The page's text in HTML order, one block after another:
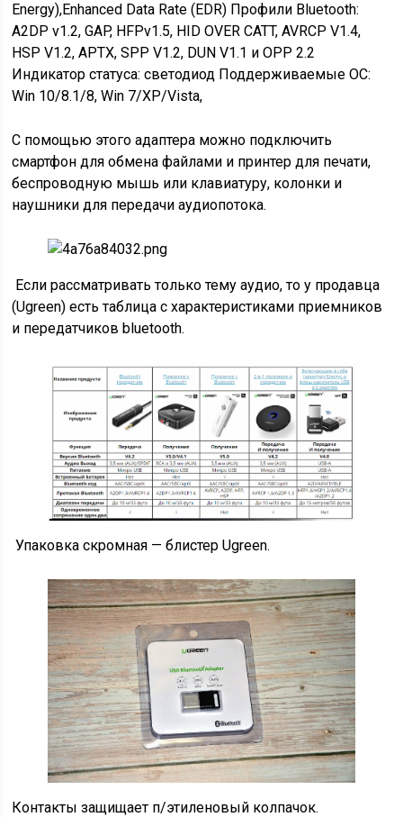
Energy),Enhanced Data Rate (EDR) Профили Bluetooth:
A2DP v1.2, GAP, HFPv1.5, HID OVER CATT, AVRCP V1.4,
HSP V1.2, APTX, SPP V1.2, DUN V1.1 и OPP 2.2
Индикатор статуса: светодиод Поддерживаемые ОС:
Win 10/8.1/8, Win 7/XP/Vista,
С помощью этого адаптера можно подключить
смартфон для обмена файлами и принтер для печати,
беспроводную мышь или клавиатуру, колонки и
наушники для передачи аудиопотока.
Если рассматривать только тему аудио, то у продавца
(Ugreen) есть таблица с характеристиками приемников
и передатчиков bluetooth.
Упаковка скромная — блистер Ugreen.
Контакты защищает п/этиленовый колпачок.